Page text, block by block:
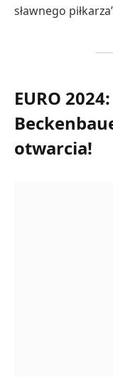
sławnego
EURO
otwarcia!